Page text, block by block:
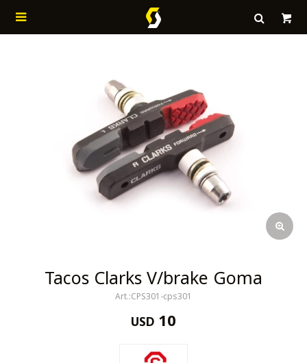

Tacos Clarks V/brake Goma
CPS301-cps301
USD 10